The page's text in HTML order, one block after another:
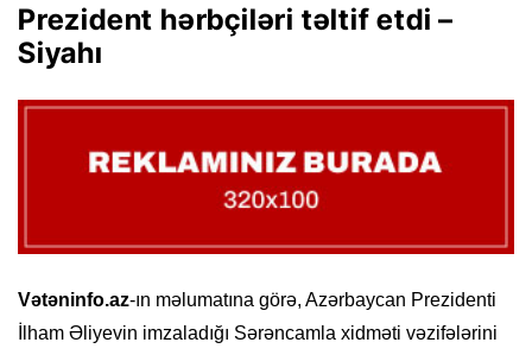
Prezident hərbçiləri təltif etdi –
Siyahı
Vətəninfo.az-ın məlumatına görə, Azərbaycan Prezidenti
İlham Əliyevin imzaladığı Sərəncamla xidməti vəzifələrini